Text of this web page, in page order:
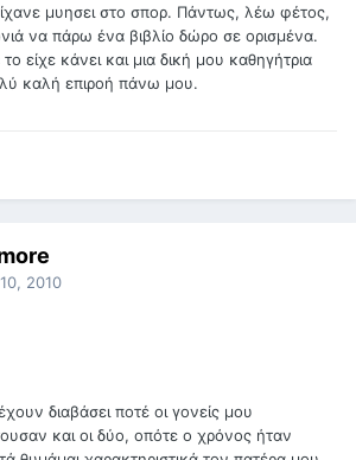
μυησει στο σπορ. Πάντως, λέω φέτος,
να πάρω ένα βιβλίο δώρο σε ορισμένα.
είχε κάνει και μια δική μου καθηγήτρια
καλή επιροή πάνω μου.
2010
διαβάσει ποτέ οι γονείς μου
και οι δύο, οπότε ο χρόνος ήταν